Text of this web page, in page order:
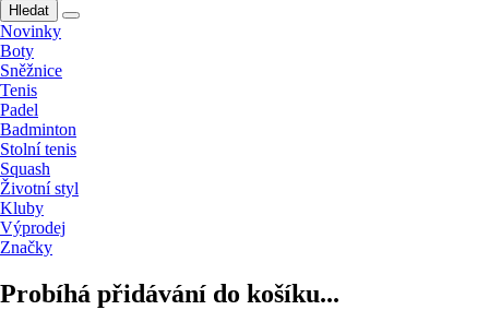
Hledat
Novinky
Boty
Sněžnice
Tenis
Padel
Badminton
Stolní tenis
Squash
Životní styl
Kluby
Výprodej
Značky
Probíhá přidávání do košíku...